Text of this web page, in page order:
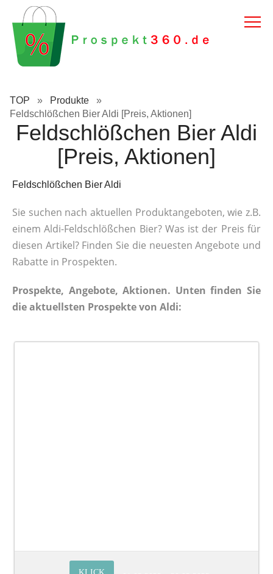
TOP » Produkte
»
Feldschlößchen Bier Aldi [Preis, Aktionen]
Feldschlößchen Bier Aldi
[Preis, Aktionen]
Feldschlößchen Bier Aldi
Sie suchen nach aktuellen Produktangeboten, wie z.B.
einem Aldi-Feldschlößchen Bier? Was ist der Preis für
diesen Artikel? Finden Sie die neuesten Angebote und
Rabatte in Prospekten.
Prospekte, Angebote, Aktionen. Unten finden Sie
die aktuellsten Prospekte von Aldi: